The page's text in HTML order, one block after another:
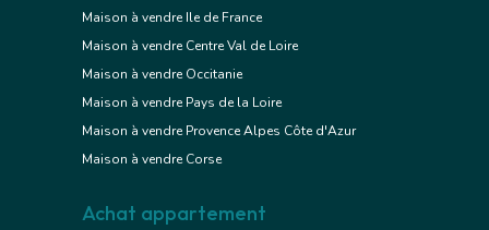
Maison à vendre Ile de France
Maison à vendre Centre Val de Loire
Maison à vendre Occitanie
Maison à vendre Pays de la Loire
Maison à vendre Provence Alpes Côte d'Azur
Maison à vendre Corse
Achat appartement